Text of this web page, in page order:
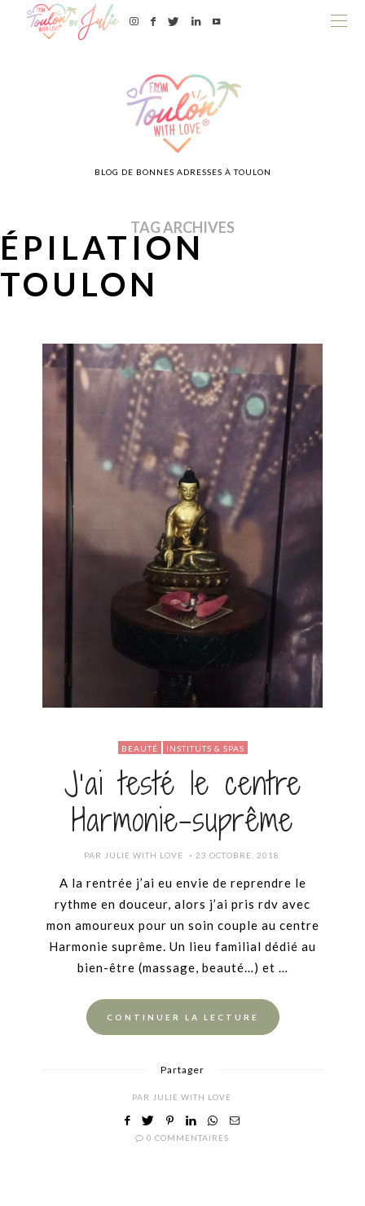
BLOG DE BONNES ADRESSES À TOULON
TAG ARCHIVES
ÉPILATION
TOULON
BEAUTÉ INSTITUTS & SPAS
J’ai testé le centre
Harmonie-suprême
PAR JULIE WITH LOVE
POSTED
23 OCTOBRE, 2018
A la rentrée j’ai eu envie de reprendre le
rythme en douceur, alors j’ai pris rdv avec
mon amoureux pour un soin couple au centre
Harmonie suprême. Un lieu familial dédié au
bien-être (massage, beauté…) et …
CONTINUER LA LECTURE
Partager
PAR JULIE WITH LOVE
0 COMMENTAIRES